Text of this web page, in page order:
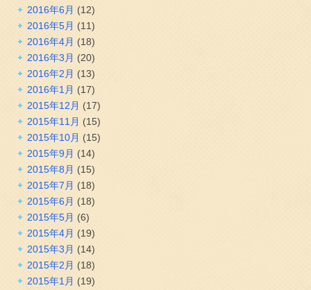
2016年6月 (12)
2016年5月 (11)
2016年4月 (18)
2016年3月 (20)
2016年2月 (13)
2016年1月 (17)
2015年12月 (17)
2015年11月 (15)
2015年10月 (15)
2015年9月 (14)
2015年8月 (15)
2015年7月 (18)
2015年6月 (18)
2015年5月 (6)
2015年4月 (19)
2015年3月 (14)
2015年2月 (18)
2015年1月 (19)